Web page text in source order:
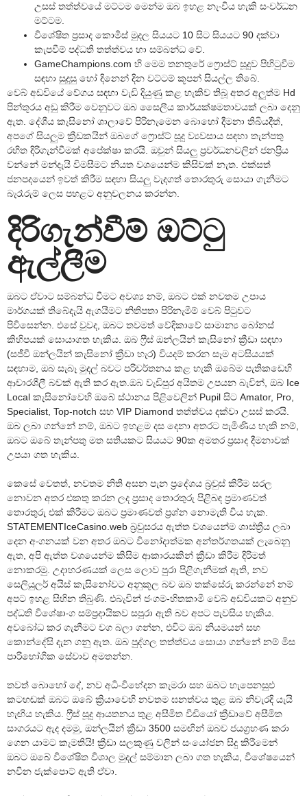
උසස් තත්ත්වයේ මට්ටම මෙන්ම ඔබ ඉහළ නැංවිය හැකි සංවර්ධන
මට්ටම.
විශේෂිත ප්‍රසාද කොමිස් මුදල සියයට 10 සිට සියයට 90 දක්වා
කැපවීම් පද්ධති තත්ත්වය හා සම්බන්ධ වේ.
GameChampions.com හි මෙම තනතුරේ ෆ්‍රොස්ට් සූදුව පිහිටුවීම
සඳහා සුදුසු හෝ දිනෙන් දින වට්ටම් කූපන් සියල්ල තිබේ.
වෙබ් අඩවියේ වේගය සඳහා වැඩි දියුණු කළ හැකිව තිබූ අතර අලුත්ම Hd
පින්තූරය අඩු කිරීම වෙනුවට ඔබ සෛලීය කාර්යක්ෂමතාවයක් ලබා දෙනු
ඇත. දේශීය කැසිනෝ ශාලාවේ පිරිනැමෙන බොහෝ දීමනා තිබියදීත්,
අපගේ සියලුම ක්‍රීඩකයින් ඔබගේ ෆ්‍රොස්ට් සූදු ව්‍යවසාය සඳහා තැන්පතු
රහිත දිරිගැන්වීමක් අපේක්ෂා කරයි. ඔවුන් සියලු ප්‍රවර්ධනවලින් ජනප්‍රිය
වන්නේ මන්දැයි විමසීමට නියත වශයෙන්ම කිසිවක් නැත. එක්සත්
ජනපදයෙන් ඉවත් කිරීම සඳහා සියලු වැදගත් තොරතුරු සොයා ගැනීමට
බැරෑරුම් ලෙස පහළට අනුචලනය කරන්න.
දිරිගැන්වීම් ඔට්ටු
ඇල්ලීම
ඔබට ඒවාට සම්බන්ධ වීමට අවශ්‍ය නම්, ඔබට එක් නවතම උපාය
මාර්ගයක් තිබේදැයි ඇගයීමට නිතිපතා පිරිනැමීම් වෙබ් පිටුවට
පිවිසෙන්න. එසේ වුවද, ඔබට තවමත් වේදිකාවේ සාමාන්‍ය බෝනස්
කිහිපයක් සොයාගත හැකිය. ඔබ ෆ්‍රීස් ඔන්ලයින් කැසිනෝ ක්‍රීඩා සඳහා
(සජීවී ඔන්ලයින් කැසිනෝ ක්‍රීඩා හැර) වියදම් කරන සෑම අටසියයක්
සඳහාම, ඔබ සැබෑ මුදල් බවට පරිවර්තනය කළ හැකි ඔබේම පැතිකඩෙහි
ආචාරශීලී බවක් ඇති කර ඇත.ඔබ වැඩිපුර අයිතම උපයන බැවින්, ඔබ Ice
Local කැසිනෝවෙහි ඔබේ ස්ථානය පිළිවෙලින් Pupil සිට Amator, Pro,
Specialist, Top-notch සහ VIP Diamond තත්ත්වය දක්වා උසස් කරයි.
ඔබ ලබා ගන්නේ නම්, ඔබට ඉහළම දස දෙනා අතරට පැමිණිය හැකි නම්,
ඔබට ඔබේ තැන්පතු මත සතියකට සියයට 90ක අමතර ප්‍රසාද දීමනාවක්
උපයා ගත හැකිය.
කෙසේ වෙතත්, නවතම නිති අසන පැන ප්‍රදේශය බ්‍රවුස් කිරීම සරල
නොවන අතර එකතු කරන ලද ප්‍රසාද තොරතුරු පිළිබඳ ප්‍රමාණවත්
තොරතුරු එක් කිරීමට ඔබට ප්‍රමාණවත් ප්‍රශ්න නොමැති විය හැක.
STATEMENTIceCasino.web බ්‍රවුසරය ඇත්ත වශයෙන්ම ශාස්ත්‍රීය ලබා
දෙන අංගනයක් වන අතර ඔබට විනෝදාත්මක අන්තර්ගතයක් ලැබෙනු
ඇත, අපි ඇත්ත වශයෙන්ම කිසිම ආකාරයකින් ක්‍රීඩා කිරීම දිරිමත්
නොකරමු. උදාහරණයක් ලෙස ලොව පුරා පිළිගැනීමක් ඇති, නව
සෙලියුලර් අයිස් කැසිනෝවට අනුකූල බව ඔබ තක්සේරු කරන්නේ නම්
අපට ඉහළ සිහින තිබුණි. එබැවින් ජංගම-හිතකාමී වෙබ් අඩවියකට අනුව
පද්ධති විශේෂාංග සම්ප්‍රදායිකව සපුරා ඇති බව අපට පැවසිය හැකිය.
අවබෝධ කර ගැනීමට වග බලා ගන්න, එවිට ඔබ නියමයන් සහ
කොන්දේසි දැන ගනු ඇත. ඔබ පුද්ගල තත්ත්වය සොයා ගන්නේ නම් මිස
පාරිභෝගික සේවාව අමතන්න.
තවත් බොහෝ දේ, නව අධි-විභේදන කැමරා සහ ඔබට හැපෙනසුළු
කටහඬක් ඔබට ඔබේ ක්‍රියාවෙහි නවතම ඝනත්වය තුළ ඔබ නිවැරදි යැයි
හැඟිය හැකිය. ෆ්‍රීස් සූදු ආයතනය තුළ අසීමිත වීඩියෝ ක්‍රීඩාවේ අසීමිත
සාගරයට ඇද දමමු, ඔන්ලයින් ක්‍රීඩා 3500 සමඟින් ඔබව ජයග්‍රහණ කරා
ගෙන යාමට කැමතියි! ක්‍රීඩා සලකුණු වලින් සංයෝජන සිදු කිරීමෙන්
ඔබට ඔබේ විශේෂිත විශාල මුදල් සම්මාන ලබා ගත හැකිය, විශේෂයෙන්
නවීන ජැක්පොට් ඇති ඒවා.